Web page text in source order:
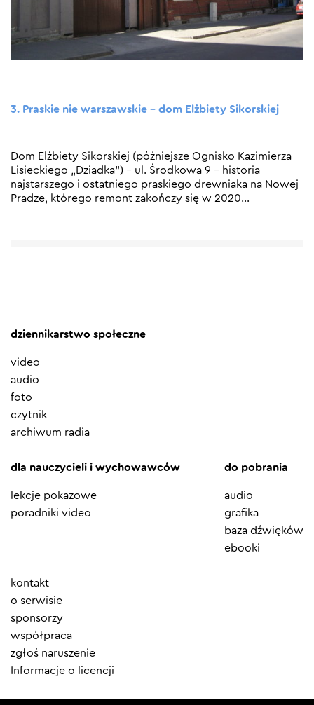
3. Praskie nie warszawskie – dom Elżbiety Sikorskiej
Dom Elżbiety Sikorskiej (późniejsze Ognisko Kazimierza
Lisieckiego „Dziadka”) – ul. Środkowa 9 – historia
najstarszego i ostatniego praskiego drewniaka na Nowej
Pradze, którego remont zakończy się w 2020…
dziennikarstwo społeczne
video
audio
foto
czytnik
archiwum radia
dla nauczycieli i wychowawców
lekcje pokazowe
poradniki video
do pobrania
audio
grafika
baza dźwięków
ebooki
Element
menu
kontakt
o serwisie
sponsorzy
współpraca
zgłoś naruszenie
Informacje o licencji